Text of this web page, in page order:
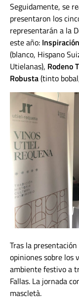
Seguidamente, se
presentaron los
representarán a la
este año: Inspiración
(blanco, Hispano
Utielanas), Rodeno
Robusta(tinto
Tras la
opiniones sobre los
ambiente festivo a
Fallas. La jornada
mascletà.